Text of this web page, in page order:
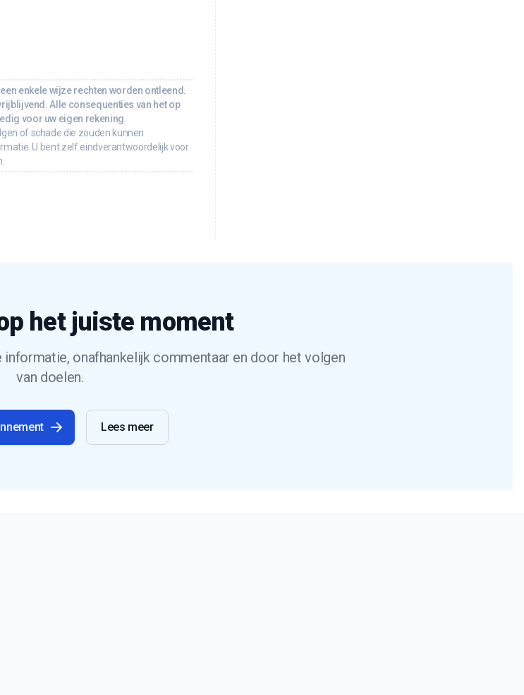
enkele wijze rechten worden ontleend.
Alle consequenties van het op
voor uw eigen rekening.
of schade die zouden kunnen
U bent zelf eindverantwoordelijk voor
het juiste moment
onafhankelijk commentaar en door het volgen
van doelen.
Lees meer